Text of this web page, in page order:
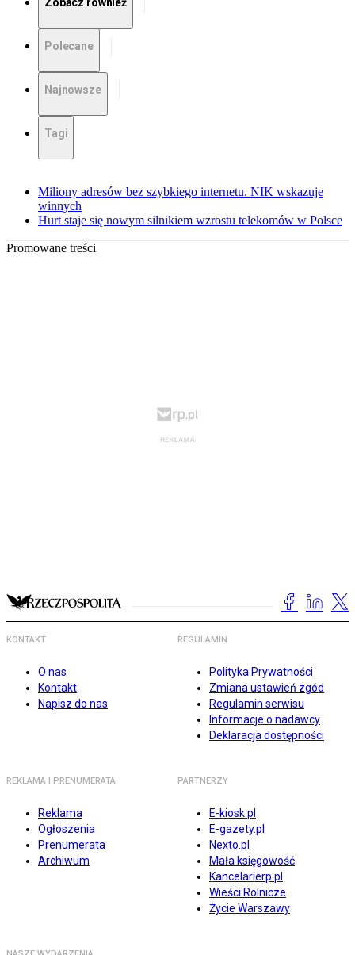
Polecane
Najnowsze
Tagi
Miliony adresów bez szybkiego internetu. NIK wskazuje
winnych
Hurt staje się nowym silnikiem wzrostu telekomów w Polsce
Promowane treści
KONTAKT
O nas
Kontakt
Napisz do nas
REGULAMIN
Polityka Prywatności
Zmiana ustawień zgód
Regulamin serwisu
Informacje o nadawcy
Deklaracja dostępności
REKLAMA I PRENUMERATA
Reklama
Ogłoszenia
Prenumerata
Archiwum
PARTNERZY
E-kiosk.pl
E-gazety.pl
Nexto.pl
Mała księgowość
Kancelarierp.pl
Wieści Rolnicze
Życie Warszawy